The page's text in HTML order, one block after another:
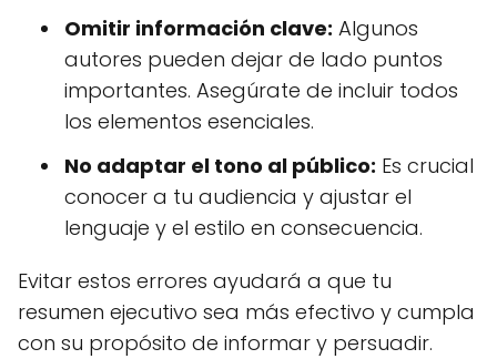
Omitir información clave: Algunos
autores pueden dejar de lado puntos
importantes. Asegúrate de incluir todos
los elementos esenciales.
No adaptar el tono al público: Es crucial
conocer a tu audiencia y ajustar el
lenguaje y el estilo en consecuencia.
Evitar estos errores ayudará a que tu
resumen ejecutivo sea más efectivo y cumpla
con su propósito de informar y persuadir.